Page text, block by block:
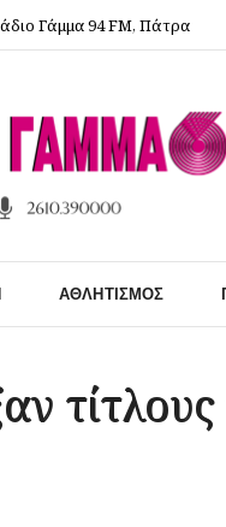
Γάμμα 94 FM, Πάτρα
ΑΘΛΗΤΙΣΜΌΣ